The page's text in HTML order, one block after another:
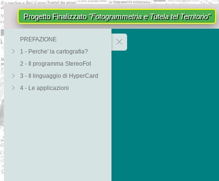
Progetto Finalizzato"Fotogrammetria e Tutela tel Territorio"
PREFAZIONE
1 - Perche' la cartografia?
2 - Il programma StereoFot
3 - Il linguaggio di HyperCard
4 - Le applicazioni